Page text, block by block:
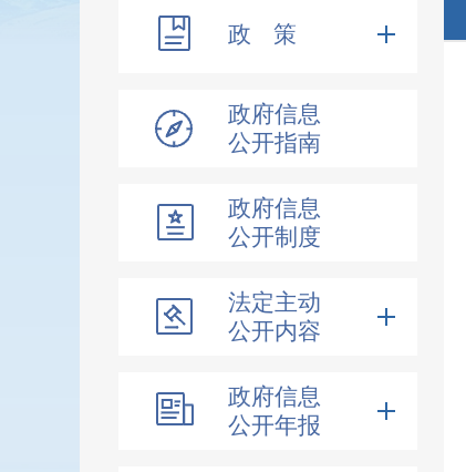
政 策
政府信息
公开指南
政府信息
公开制度
法定主动
公开内容
政府信息
公开年报